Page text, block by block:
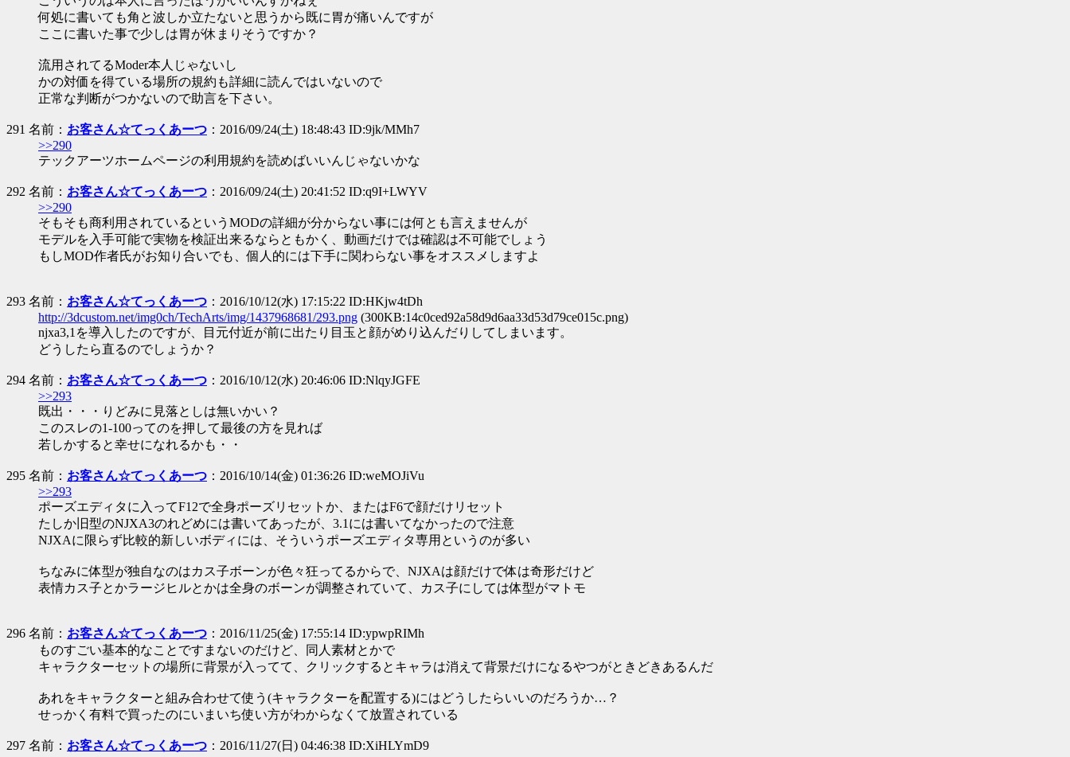
何処に書いても角と波しか立たないと思うから既に胃が痛いんですが
ここに書いた事で少しは胃が休まりそうですか？
流用されてるModer本人じゃないし
かの対価を得ている場所の規約も詳細に読んではいないので
正常な判断がつかないので助言を下さい。
291 名前： お客さん☆てっくあーつ ：2016/09/24(土) 18:48:43 ID:9jk/MMh7
>>290
テックアーツホームページの利用規約を読めばいいんじゃないかな
292 名前： お客さん☆てっくあーつ ：2016/09/24(土) 20:41:52 ID:q9I+LWYV
>>290
そもそも商利用されているというMODの詳細が分からない事には何とも言えませんが
モデルを入手可能で実物を検証出来るならともかく、動画だけでは確認は不可能でしょう
もしMOD作者氏がお知り合いでも、個人的には下手に関わらない事をオススメしますよ
293 名前： お客さん☆てっくあーつ ：2016/10/12(水) 17:15:22 ID:HKjw4tDh
http://3dcustom.net/img0ch/TechArts/img/1437968681/293.png (300KB:14c0ced92a58d9d6aa33d53d79ce015c.png)
njxa3,1を導入したのですが、目元付近が前に出たり目玉と顔がめり込んだりしてしまいます。
どうしたら直るのでしょうか？
294 名前： お客さん☆てっくあーつ ：2016/10/12(水) 20:46:06 ID:NlqyJGFE
>>293
既出・・・りどみに見落としは無いかい？
このスレの1-100ってのを押して最後の方を見れば
若しかすると幸せになれるかも・・
295 名前： お客さん☆てっくあーつ ：2016/10/14(金) 01:36:26 ID:weMOJiVu
>>293
ポーズエディタに入ってF12で全身ポーズリセットか、またはF6で顔だけリセット
たしか旧型のNJXA3のれどめには書いてあったが、3.1には書いてなかったので注意
NJXAに限らず比較的新しいボディには、そういうポーズエディタ専用というのが多い
ちなみに体型が独自なのはカス子ボーンが色々狂ってるからで、NJXAは顔だけで体は奇形だけど
表情カス子とかラージヒルとかは全身のボーンが調整されていて、カス子にしては体型がマトモ
296 名前： お客さん☆てっくあーつ ：2016/11/25(金) 17:55:14 ID:ypwpRIMh
ものすごい基本的なことですまないのだけど、同人素材とかで
キャラクターセットの場所に背景が入ってて、クリックするとキャラは消えて背景だけになるやつがときどきあるんだ
あれをキャラクターと組み合わせて使う(キャラクターを配置する)にはどうしたらいいのだろうか…？
せっかく有料で買ったのにいまいち使い方がわからなくて放置されている
297 名前： お客さん☆てっくあーつ ：2016/11/27(日) 04:46:38 ID:XiHLYmD9